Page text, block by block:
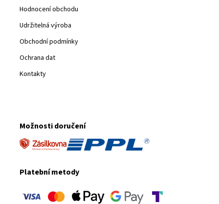
Hodnocení obchodu
Udržitelná výroba
Obchodní podmínky
Ochrana dat
Kontakty
Možnosti doručení
Platební metody